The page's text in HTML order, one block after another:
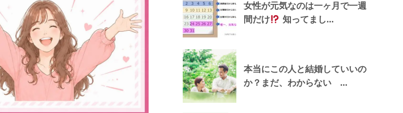
女性が元気なのは一ヶ月で一週
間だけ
知ってまし...
本当にこの人と結婚していいの
か？まだ、わからない ...